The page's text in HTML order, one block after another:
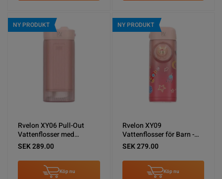
NY PRODUKT
Rvelon XY06 Pull-Out
Vattenflosser med
spolning - Rosa
SEK 289.00
Köp nu
NY PRODUKT
Rvelon XY09
Vattenflosser för Barn -
Rosa
SEK 279.00
Köp nu